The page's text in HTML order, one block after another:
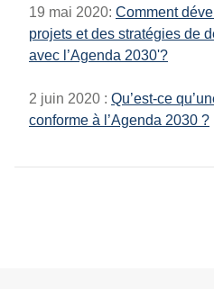
19 mai 2020: Comment
projets et des stratégies de
avec l’Agenda 2030'?
2 juin 2020 : Qu’est-ce
conforme à l’Agenda 2030 ?